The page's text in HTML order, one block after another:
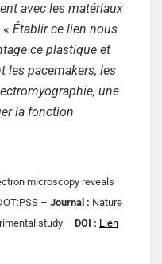
avec les matériaux
Établir ce lien nous
ce plastique et
les pacemakers, les
une
la fonction
microscopy reveals
– Journal : Nature
study – DOI : Lien